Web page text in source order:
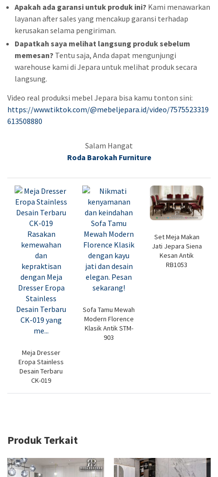
Apakah ada garansi untuk produk ini? Kami menawarkan
layanan after sales yang mencakup garansi terhadap
kerusakan selama pengiriman.
Dapatkah saya melihat langsung produk sebelum
memesan? Tentu saja, Anda dapat mengunjungi
warehouse kami di Jepara untuk melihat produk secara
langsung.
Video real produksi mebel Jepara bisa kamu tonton sini:
https://www.tiktok.com/@mebeljepara.id/video/7575523319
613508880
Salam Hangat
Roda Barokah Furniture
Meja Dresser
Eropa Stainless
Desain Terbaru
CK-019
Sofa Tamu Mewah
Modern Florence
Klasik Antik STM-
903
Set Meja Makan
Jati Jepara Siena
Kesan Antik
RB1053
Produk Terkait